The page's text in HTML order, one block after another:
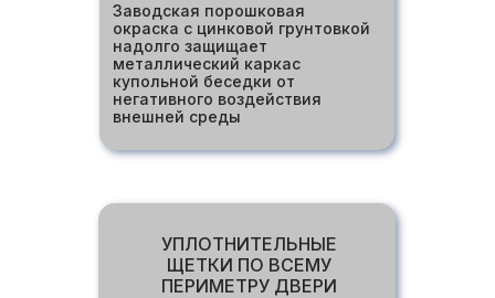
Заводская порошковая
окраска с цинковой грунтовкой
надолго защищает
металлический каркас
купольной беседки от
негативного воздействия
внешней среды
УПЛОТНИТЕЛЬНЫЕ
ЩЕТКИ ПО ВСЕМУ
ПЕРИМЕТРУ ДВЕРИ